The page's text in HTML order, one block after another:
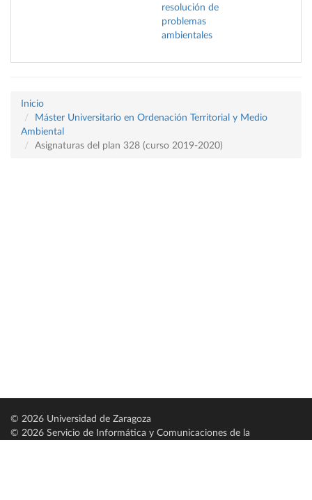
resolución de
problemas
ambientales
Inicio
Máster Universitario en Ordenación Territorial y Medio
Ambiental
Asignaturas del plan 328 (curso 2019-2020)
© 2026 Universidad de Zaragoza
© 2026 Servicio de Informática y Comunicaciones de la